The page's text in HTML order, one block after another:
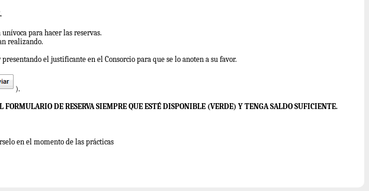
para hacer las reservas.
realizando.
el justificante en el Consorcio para que se lo anoten a su favor.
).
DE RESERVA SIEMPRE QUE ESTÉ DISPONIBLE (VERDE) Y TENGA SALDO SUFICIENTE.
en el momento de las prácticas